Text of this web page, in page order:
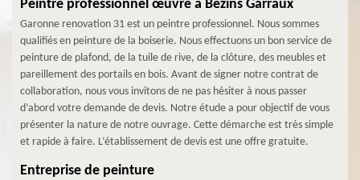
Peintre professionnel œuvre à Bezins Garraux
Garonne renovation 31 est un peintre professionnel. Nous sommes
qualifiés en peinture de la boiserie. Nous effectuons un bon service de
peinture de plafond, de la tuile de rive, de la clôture, des meubles et
pareillement des portails en bois. Avant de signer notre contrat de
collaboration, nous vous invitons de ne pas hésiter à nous passer
d’abord votre demande de devis. Notre étude a pour objectif de vous
présenter la nature de notre ouvrage. Cette démarche est très simple
et rapide à faire. L’établissement de devis est une offre gratuite.
Entreprise de peinture